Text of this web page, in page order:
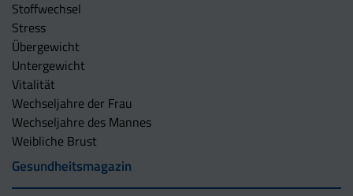
Stoffwechsel
Stress
Übergewicht
Untergewicht
Vitalität
Wechseljahre der Frau
Wechseljahre des Mannes
Weibliche Brust
Gesundheitsmagazin